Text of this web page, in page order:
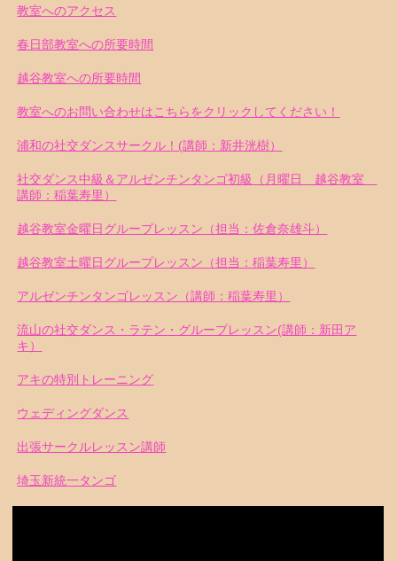
教室へのアクセス
春日部教室への所要時間
越谷教室への所要時間
教室へのお問い合わせはこちらをクリックしてください！
浦和の社交ダンスサークル！(講師：新井洸樹）
社交ダンス中級＆アルゼンチンタンゴ初級（月曜日 越谷教室
講師：稲葉寿里）
越谷教室金曜日グループレッスン（担当：佐倉奈雄斗）
越谷教室土曜日グループレッスン（担当：稲葉寿里）
アルゼンチンタンゴレッスン（講師：稲葉寿里）
流山の社交ダンス・ラテン・グループレッスン(講師：新田ア
キ）
アキの特別トレーニング
ウェディングダンス
出張サークルレッスン講師
埼玉新統一タンゴ